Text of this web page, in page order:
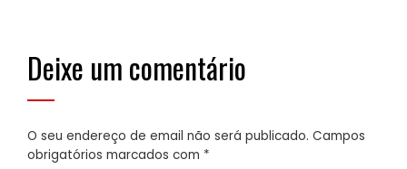
Deixe um comentário
O seu endereço de email não será publicado. Campos
obrigatórios marcados com *